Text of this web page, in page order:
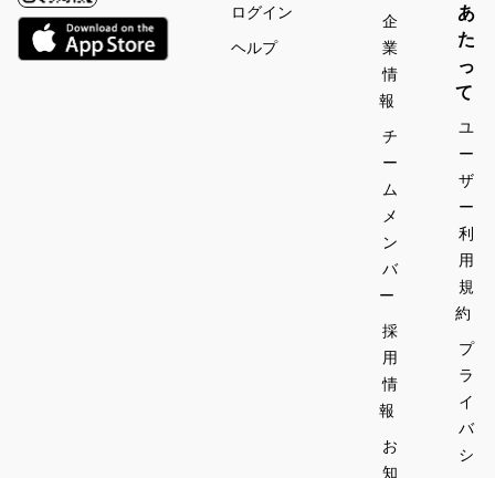
ログイン
ヘルプ
企
業
情
報
チ
ー
ム
メ
ン
バ
ー
採
用
情
報
お
知
あ
た
っ
て
ユ
ー
ザ
ー
利
用
規
約
プ
ラ
イ
バ
シ